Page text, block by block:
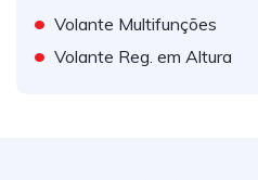
• Volante Multifunções
• Volante Reg. em Altura